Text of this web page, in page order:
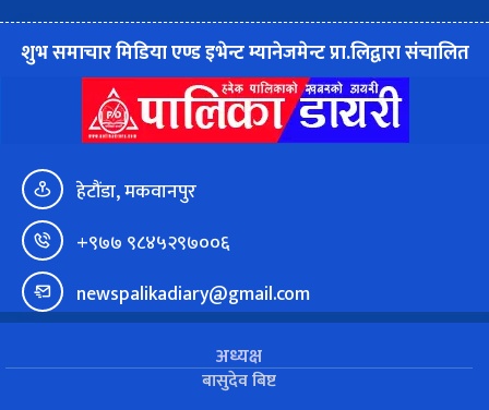
शुभ समाचार मिडिया एण्ड इभेन्ट म्यानेजमेन्ट प्रा.लिद्वारा संचालित
हेटौंडा, मकवानपुर
+९७७ ९८४५२९७००६
newspalikadiary@gmail.com
अध्यक्ष
बासुदेव बिष्ट